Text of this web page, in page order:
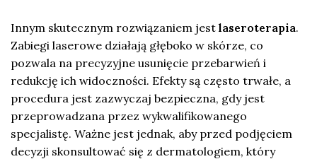
Innym skutecznym rozwiązaniem jest laseroterapia.
Zabiegi laserowe działają głęboko w skórze, co
pozwala na precyzyjne usunięcie przebarwień i
redukcję ich widoczności. Efekty są często trwałe, a
procedura jest zazwyczaj bezpieczna, gdy jest
przeprowadzana przez wykwalifikowanego
specjalistę. Ważne jest jednak, aby przed podjęciem
decyzji skonsultować się z dermatologiem, który